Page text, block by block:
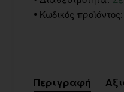
Κωδικός προϊόντος:
Περιγραφή